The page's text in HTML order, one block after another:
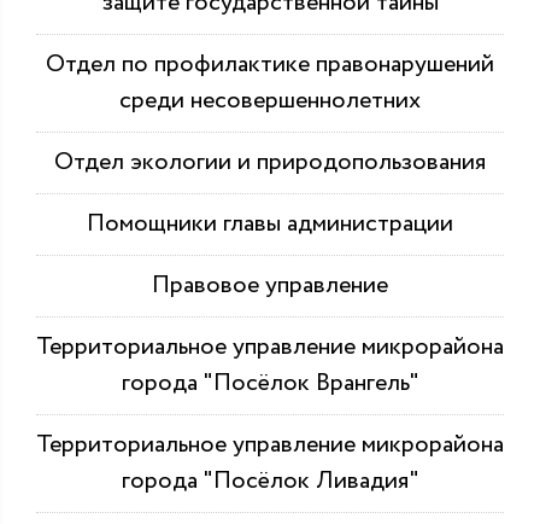
Отдел по профилактике правонарушений
среди несовершеннолетних
Отдел экологии и природопользования
Помощники главы администрации
Правовое управление
Территориальное управление микрорайона
города "Посёлок Врангель"
Территориальное управление микрорайона
города "Посёлок Ливадия"